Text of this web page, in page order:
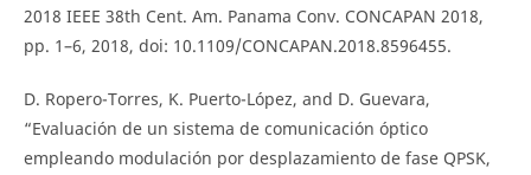
2018 IEEE 38th Cent. Am. Panama Conv. CONCAPAN 2018,
pp. 1–6, 2018, doi: 10.1109/CONCAPAN.2018.8596455.
D. Ropero-Torres, K. Puerto-López, and D. Guevara,
“Evaluación de un sistema de comunicación óptico
empleando modulación por desplazamiento de fase QPSK,